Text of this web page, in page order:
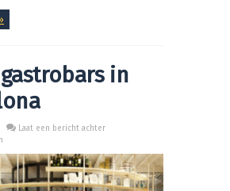
in
Laat een bericht achter